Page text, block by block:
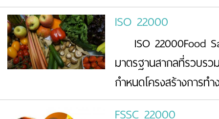
ISO 22000
ISO 22000Food
มาตรฐานสากลที่รวบรว
กำหนดโครงสร้างการ
FSSC 22000